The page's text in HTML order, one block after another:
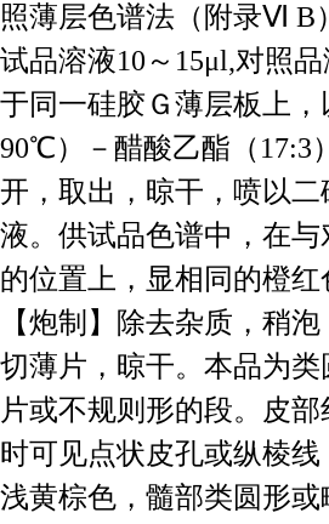
照薄层色谱法（附录Ⅵ B
试品溶液10～15μl,对照
于同一硅胶Ｇ薄层板上，
90℃）－醋酸乙酯（17:3
开，取出，晾干，喷以
液。供试品色谱中，在
的位置上，显相同的橙红
【炮制】除去杂质，稍
切薄片，晾干。本品为
片或不规则形的段。皮
时可见点状皮孔或纵棱
浅黄棕色，髓部类圆形或